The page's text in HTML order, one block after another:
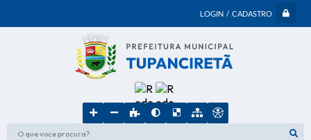
LOGIN / CADASTRO
O que voce procura?